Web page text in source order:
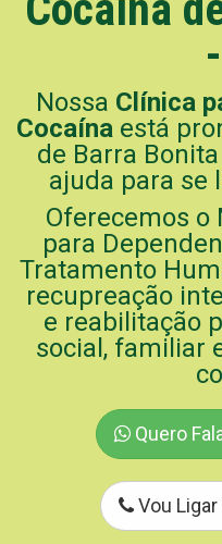
Nossa Clínica
Cocaína está
de Barra
ajuda para se
Oferecemos o
para
Tratamento
recupreação
e reabilitação
social, familiar
Quero
Vou Ligar